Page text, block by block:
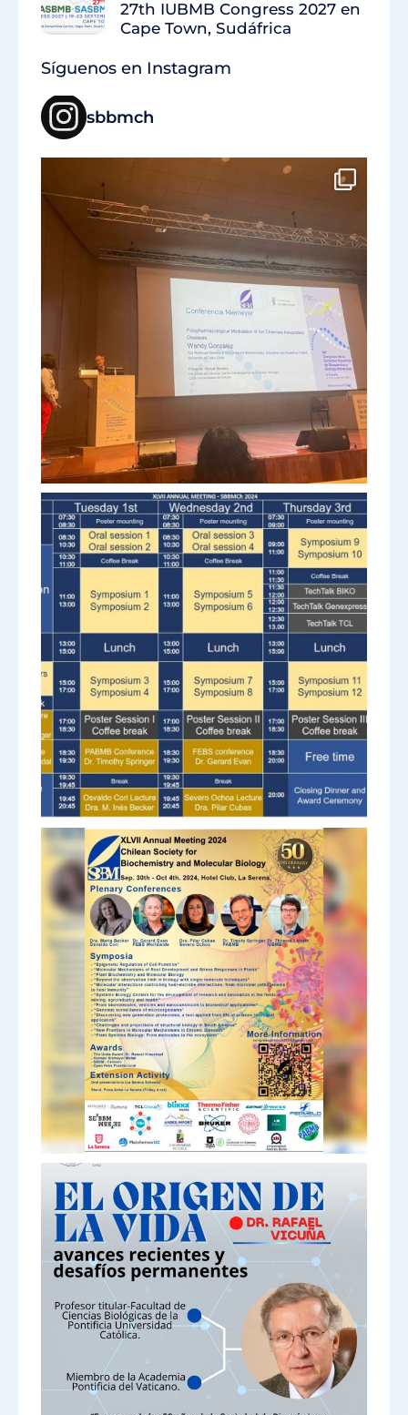
27th IUBMB Congress 2027 en
Cape Town, Sudáfrica
Síguenos en Instagram
sbbmch